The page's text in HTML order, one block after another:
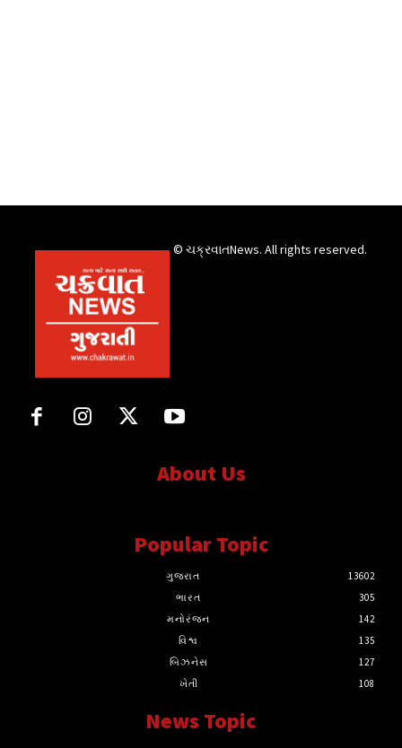
© ચક્રવાતNews. All rights reserved.
About Us
Popular Topic
ગુજરાત
13602
ભારત
305
મનોરંજન
142
વિશ્વ
135
બિઝનેસ
127
ખેતી
108
News Topic